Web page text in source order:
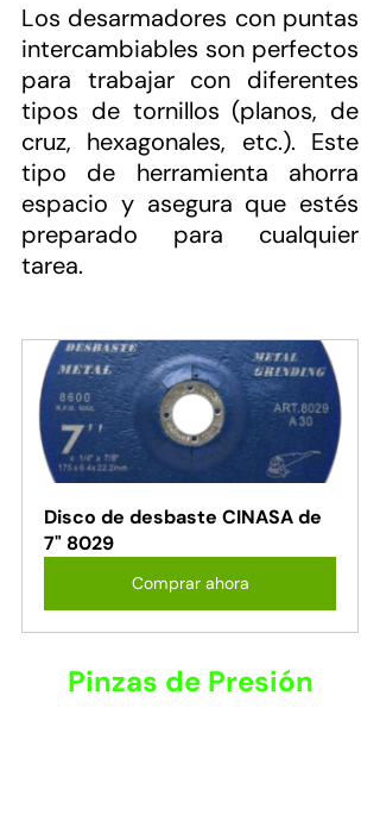
Los desarmadores con puntas
intercambiables son perfectos
para trabajar con diferentes
tipos de tornillos (planos, de
cruz, hexagonales, etc.). Este
tipo de herramienta ahorra
espacio y asegura que estés
preparado para cualquier
tarea.
Disco de desbaste CINASA de
7" 8029
Comprar ahora
Pinzas de Presión